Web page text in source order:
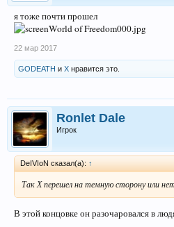
я тоже почти прошел
22 мар 2017
GODEATH и X нравится это.
Ronlet Dale
Игрок
DeIVIoN сказал(а): ↑
Так Х перешел на темную сторону или
В этой концовке он разочаровался в